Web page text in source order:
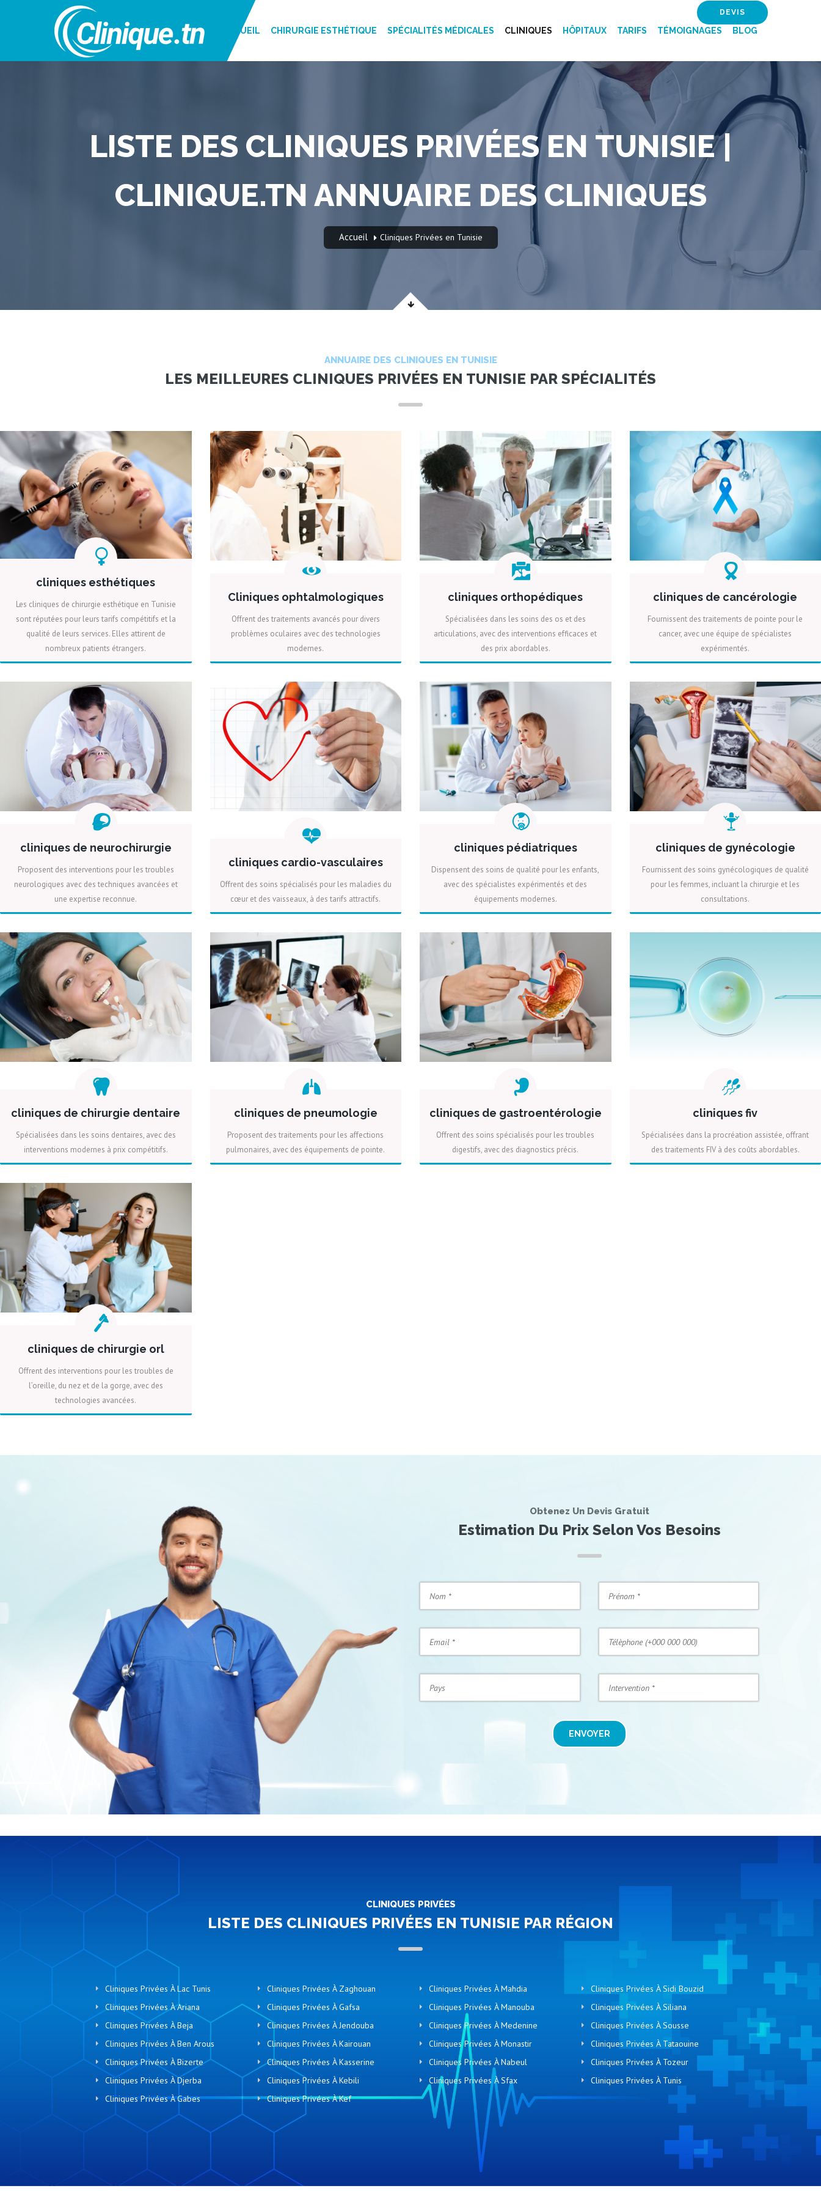
ACCUEIL CHIRURGIE ESTHÉTIQUE SPÉCIALITÉS MÉDICALES CLINIQUES HÔPITAUX TARIFS TÉMOIGNAGES BLOG
DEVIS
LISTE DES CLINIQUES PRIVÉES EN TUNISIE |
CLINIQUE.TN ANNUAIRE DES CLINIQUES
Accueil Cliniques Privées en Tunisie
ANNUAIRE DES CLINIQUES EN TUNISIE
LES MEILLEURES CLINIQUES PRIVÉES EN TUNISIE PAR SPÉCIALITÉS
cliniques esthétiques
Les cliniques de chirurgie esthétique en Tunisie
sont réputées pour leurs tarifs compétitifs et la
qualité de leurs services. Elles attirent de
nombreux patients étrangers.
Cliniques ophtalmologiques
Offrent des traitements avancés pour divers
problèmes oculaires avec des technologies
modernes.
cliniques orthopédiques
Spécialisées dans les soins des os et des
articulations, avec des interventions efficaces et
des prix abordables.
cliniques de cancérologie
Fournissent des traitements de pointe pour le
cancer, avec une équipe de spécialistes
expérimentés.
cliniques de neurochirurgie
Proposent des interventions pour les troubles
neurologiques avec des techniques avancées et
une expertise reconnue.
cliniques cardio-vasculaires
Offrent des soins spécialisés pour les maladies du
cœur et des vaisseaux, à des tarifs attractifs.
cliniques pédiatriques
Dispensent des soins de qualité pour les enfants,
avec des spécialistes expérimentés et des
équipements modernes.
cliniques de gynécologie
Fournissent des soins gynécologiques de qualité
pour les femmes, incluant la chirurgie et les
consultations.
cliniques de chirurgie dentaire
Spécialisées dans les soins dentaires, avec des
interventions modernes à prix compétitifs.
cliniques de pneumologie
Proposent des traitements pour les affections
pulmonaires, avec des équipements de pointe.
cliniques de gastroentérologie
Offrent des soins spécialisés pour les troubles
digestifs, avec des diagnostics précis.
cliniques fiv
Spécialisées dans la procréation assistée, offrant
des traitements FIV à des coûts abordables.
cliniques de chirurgie orl
Offrent des interventions pour les troubles de
l’oreille, du nez et de la gorge, avec des
technologies avancées.
Obtenez Un Devis Gratuit
Estimation Du Prix Selon Vos Besoins
ENVOYER
CLINIQUES PRIVÉES
LISTE DES CLINIQUES PRIVÉES EN TUNISIE PAR RÉGION
Cliniques Privées À Lac Tunis
Cliniques Privées À Ariana
Cliniques Privées À Beja
Cliniques Privées À Ben Arous
Cliniques Privées À Bizerte
Cliniques Privées À Djerba
Cliniques Privées À Gabes
Cliniques Privées À Zaghouan
Cliniques Privées À Gafsa
Cliniques Privées À Jendouba
Cliniques Privées À Kairouan
Cliniques Privées À Kasserine
Cliniques Privées À Kebili
Cliniques Privées À Kef
Cliniques Privées À Mahdia
Cliniques Privées À Manouba
Cliniques Privées À Medenine
Cliniques Privées À Monastir
Cliniques Privées À Nabeul
Cliniques Privées À Sfax
Cliniques Privées À Sidi Bouzid
Cliniques Privées À Siliana
Cliniques Privées À Sousse
Cliniques Privées À Tataouine
Cliniques Privées À Tozeur
Cliniques Privées À Tunis